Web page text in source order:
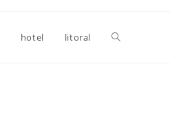
hotel litoral Alternar